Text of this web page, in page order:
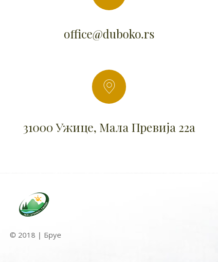
office@duboko.rs
31000 Ужице, Мала Превија 22а
© 2018 | Бруе